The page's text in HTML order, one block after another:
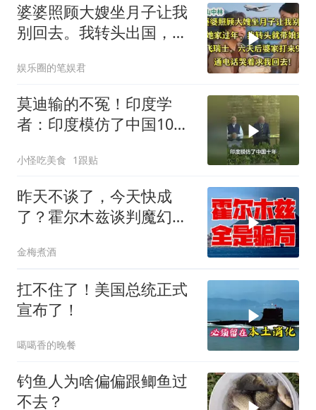
婆婆照顾大嫂坐月子让我
别回去。我转头出国，婆
娱乐圈的笔娱君
莫迪输的不冤！印度学
者：印度模仿了中国10
小怪吃美食 1跟贴
昨天不谈了，今天快成
了？霍尔木兹谈判魔幻反
金梅煮酒
扛不住了！美国总统正式
宣布了！
噶噶香的晚餐
钓鱼人为啥偏偏跟鲫鱼过
不去？